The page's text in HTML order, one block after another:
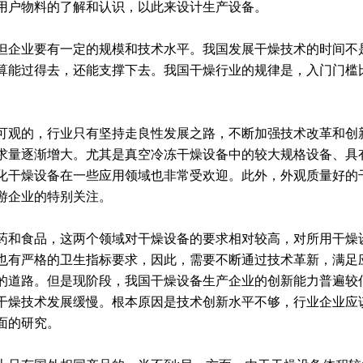
物料的了解和认识，以此来设计生产设备。
要有一定的规模和技术水平。我国发展干燥技术的时间不
能过得去，还能支撑下去。我国干燥行业的规律是，入门门
，行业只有坚持走良性发展之路，不断加强技术改革和创
量逐渐增大。尤其是真空冷冻干燥设备中的较大规格设备、
干燥设备在一些应用领域也非常受欢迎。此外，外观质量好
企业的特别关注。
品，这两个领域对干燥设备的要求相对较高，对所用干燥
有严格的卫生指标要求，因此，需要不断通过技术革新，满
道路。但是现阶段，我国干燥设备生产企业的创新能力普遍
燥技术发展缓慢。根本原因是技术创新水平不够，行业企业
的研究。